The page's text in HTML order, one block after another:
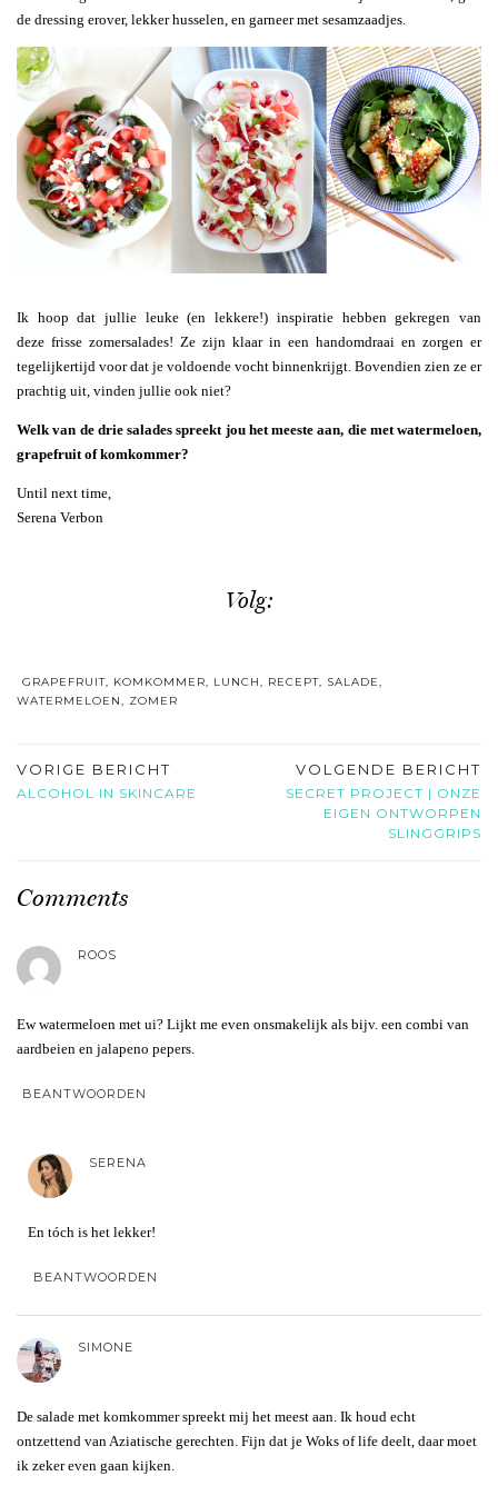
de dressing erover, lekker husselen, en garneer met sesamzaadjes.
Ik hoop dat jullie leuke (en lekkere!) inspiratie hebben gekregen van
deze frisse zomersalades! Ze zijn klaar in een handomdraai en zorgen er
tegelijkertijd voor dat je voldoende vocht binnenkrijgt. Bovendien zien ze er
prachtig uit, vinden jullie ook niet?
Welk van de drie salades spreekt jou het meeste aan, die met watermeloen,
grapefruit of komkommer?
Until next time,
Serena Verbon
Volg:
GRAPEFRUIT, KOMKOMMER, LUNCH, RECEPT, SALADE,
WATERMELOEN, ZOMER
VORIGE BERICHT
ALCOHOL IN SKINCARE
VOLGENDE BERICHT
SECRET PROJECT | ONZE
EIGEN ONTWORPEN
SLINGGRIPS
Comments
ROOS
Ew watermeloen met ui? Lijkt me even onsmakelijk als bijv. een combi van
aardbeien en jalapeno pepers.
BEANTWOORDEN
SERENA
En tóch is het lekker!
BEANTWOORDEN
SIMONE
De salade met komkommer spreekt mij het meest aan. Ik houd echt
ontzettend van Aziatische gerechten. Fijn dat je Woks of life deelt, daar moet
ik zeker even gaan kijken.